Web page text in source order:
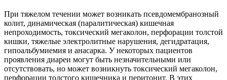
При тяжелом течении может возникать псевдомембранозный
колит, динамическая (паралитическая) кишечная
непроходимость, токсический мегаколон, перфорации толстой
кишки, тяжелые электролитные нарушения, дегидратация,
гипоальбумиемия и анасарка. У некоторых пациентов
проявления диареи могут быть незначительными или
отсутствовать, но может возникнуть токсический мегаколон,
перфорации толстого кишечника и перитонит. В этих